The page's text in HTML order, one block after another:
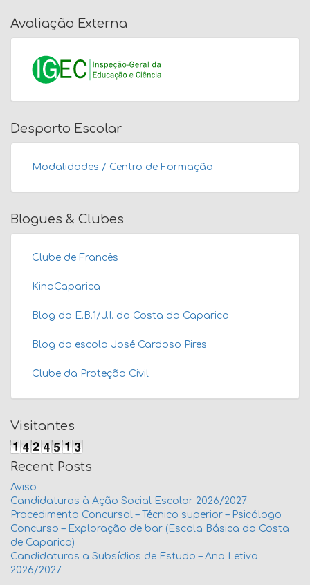
Avaliação Externa
Desporto Escolar
Modalidades / Centro de Formação
Blogues & Clubes
Clube de Francês
KinoCaparica
Blog da E.B.1/J.I. da Costa da Caparica
Blog da escola José Cardoso Pires
Clube da Proteção Civil
Visitantes
Recent Posts
Aviso
Candidaturas à Ação Social Escolar 2026/2027
Procedimento Concursal – Técnico superior – Psicólogo
Concurso – Exploração de bar (Escola Básica da Costa
de Caparica)
Candidaturas a Subsídios de Estudo – Ano Letivo
2026/2027